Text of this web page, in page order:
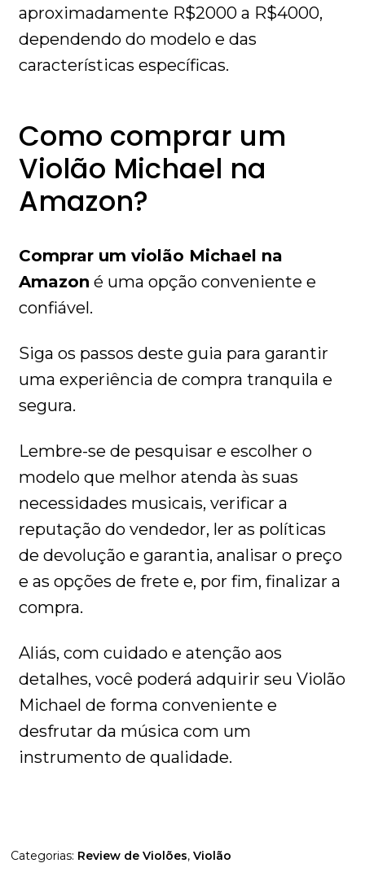
aproximadamente R$2000 a R$4000,
dependendo do modelo e das
características específicas.
Como comprar um
Violão Michael na
Amazon?
Comprar um violão Michael na
Amazon é uma opção conveniente e
confiável.
Siga os passos deste guia para garantir
uma experiência de compra tranquila e
segura.
Lembre-se de pesquisar e escolher o
modelo que melhor atenda às suas
necessidades musicais, verificar a
reputação do vendedor, ler as políticas
de devolução e garantia, analisar o preço
e as opções de frete e, por fim, finalizar a
compra.
Aliás, com cuidado e atenção aos
detalhes, você poderá adquirir seu Violão
Michael de forma conveniente e
desfrutar da música com um
instrumento de qualidade.
Categorias: Review de Violões,Violão